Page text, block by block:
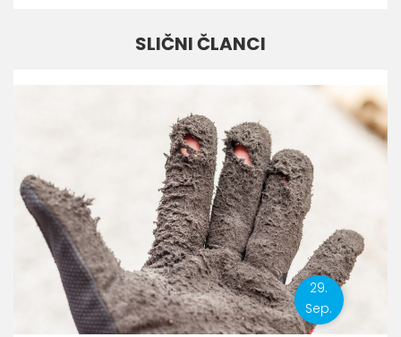
SLIČNI ČLANCI
29.
Sep.